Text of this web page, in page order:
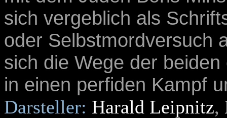
sich vergeblich als
oder Selbstmordversuch
sich die Wege der
in einen perfiden Kampf
Darsteller: Harald Leipnitz,